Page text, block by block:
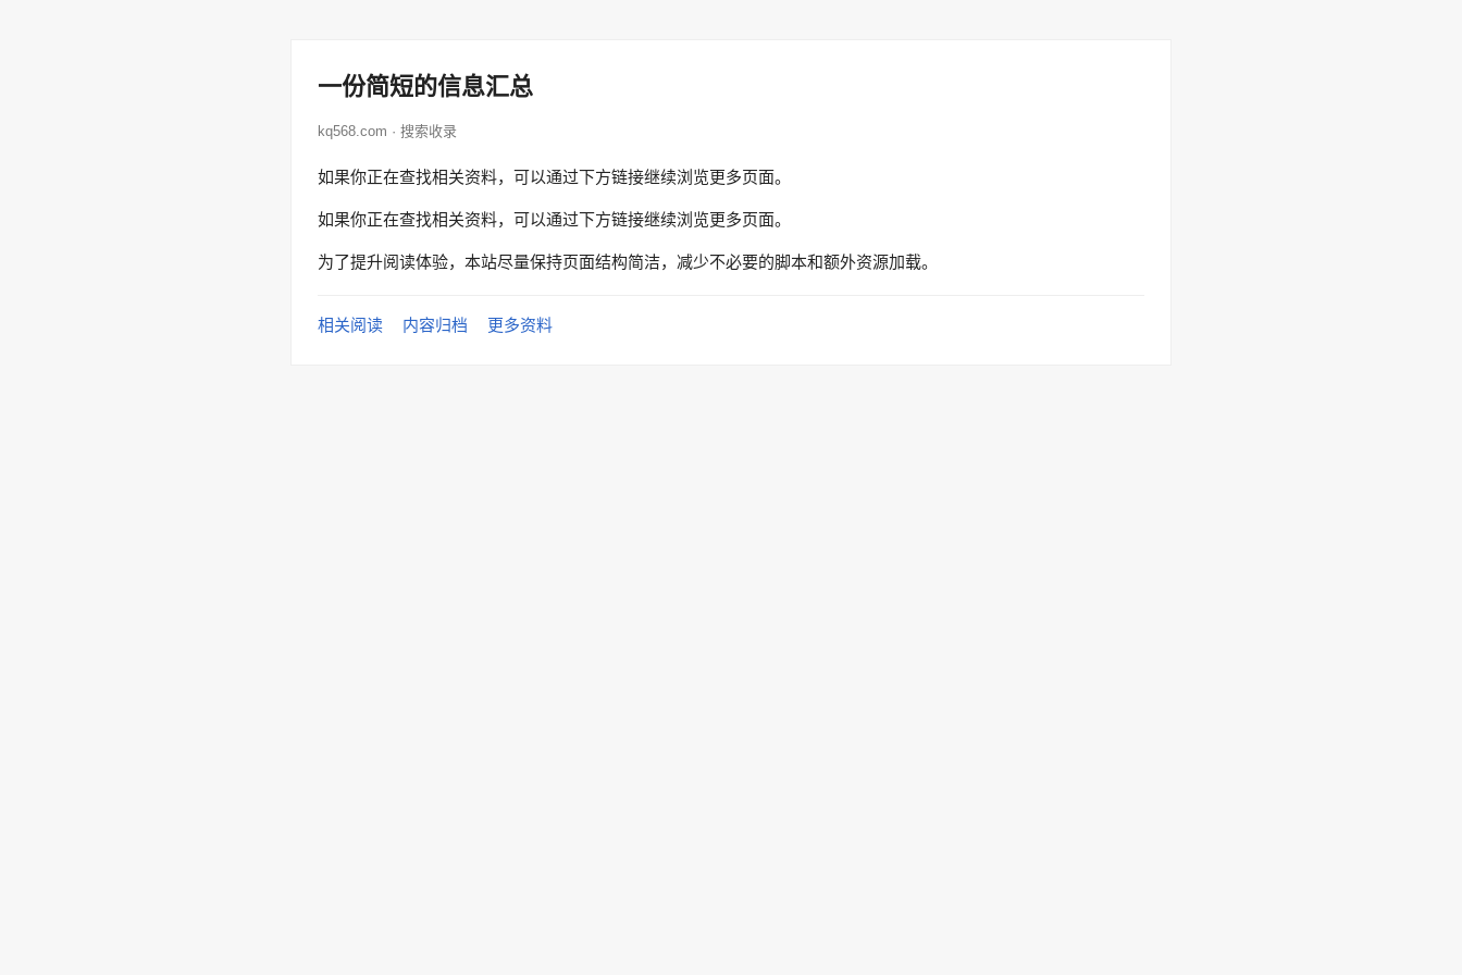
一份简短的信息汇总
kq568.com · 搜索收录
如果你正在查找相关资料，可以通过下方链接继续浏览更多页面。
如果你正在查找相关资料，可以通过下方链接继续浏览更多页面。
为了提升阅读体验，本站尽量保持页面结构简洁，减少不必要的脚本和额外资源加载。
相关阅读 内容归档 更多资料